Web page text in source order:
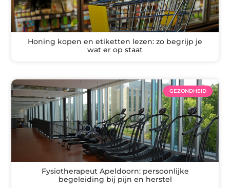
Honing kopen en etiketten lezen: zo begrijp je
wat er op staat
GEZONDHEID
Fysiotherapeut Apeldoorn: persoonlijke
begeleiding bij pijn en herstel